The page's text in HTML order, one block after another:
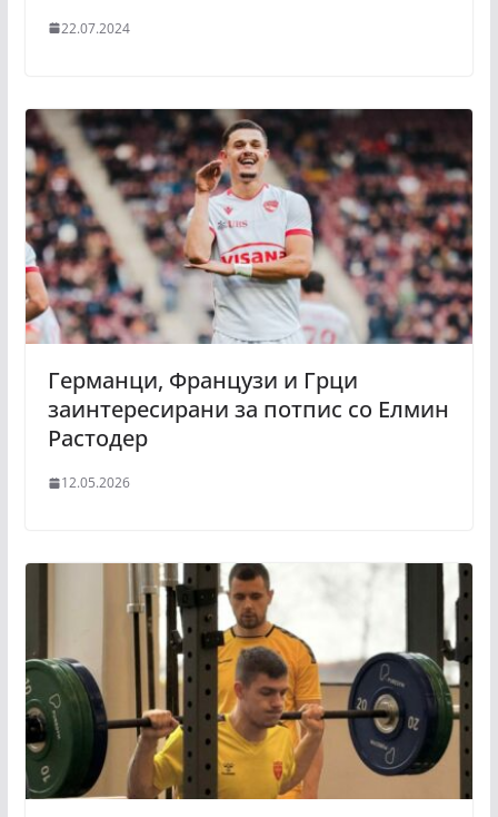
22.07.2024
Германци, Французи и Грци
заинтересирани за потпис со Елмин
Растодер
12.05.2026